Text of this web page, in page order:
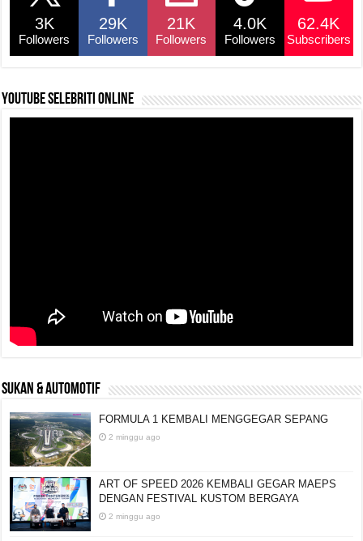
3K
Followers
29K
Followers
21K
Followers
4.0K
Followers
62.4K
Subscribers
YouTube selebriti online
SUKAN & AUTOMOTIF
FORMULA 1 KEMBALI MENGGEGAR SEPANG
2 minggu ago
ART OF SPEED 2026 KEMBALI GEGAR MAEPS
DENGAN FESTIVAL KUSTOM BERGAYA
2 minggu ago